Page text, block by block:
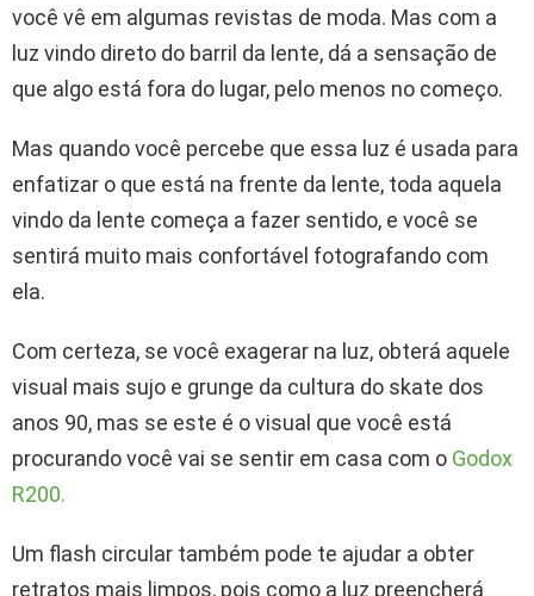
você vê em algumas revistas de moda. Mas com a
luz vindo direto do barril da lente, dá a sensação de
que algo está fora do lugar, pelo menos no começo.
Mas quando você percebe que essa luz é usada para
enfatizar o que está na frente da lente, toda aquela
vindo da lente começa a fazer sentido, e você se
sentirá muito mais confortável fotografando com
ela.
Com certeza, se você exagerar na luz, obterá aquele
visual mais sujo e grunge da cultura do skate dos
anos 90, mas se este é o visual que você está
procurando você vai se sentir em casa com o Godox
R200.
Um flash circular também pode te ajudar a obter
retratos mais limpos, pois como a luz preencherá